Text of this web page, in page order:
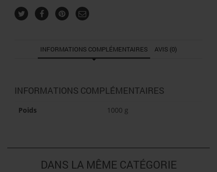
INFORMATIONS COMPLÉMENTAIRES AVIS (0)
INFORMATIONS COMPLÉMENTAIRES
Poids 1000 g
DANS LA MÊME CATÉGORIE